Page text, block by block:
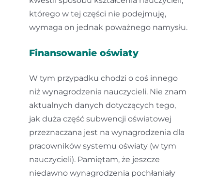
którego w tej części nie podejmuję,
wymaga on jednak poważnego namysłu.
Finansowanie oświaty
W tym przypadku chodzi o coś innego
niż wynagrodzenia nauczycieli. Nie znam
aktualnych danych dotyczących tego,
jak duża część subwencji oświatowej
przeznaczana jest na wynagrodzenia dla
pracowników systemu oświaty (w tym
nauczycieli). Pamiętam, że jeszcze
niedawno wynagrodzenia pochłaniały